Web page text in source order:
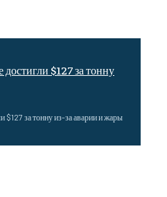
$127 за тонну
$127 за тонну из-за аварии и жары